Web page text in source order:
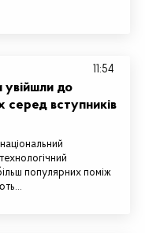
до
серед вступників
популярних поміж
11:54